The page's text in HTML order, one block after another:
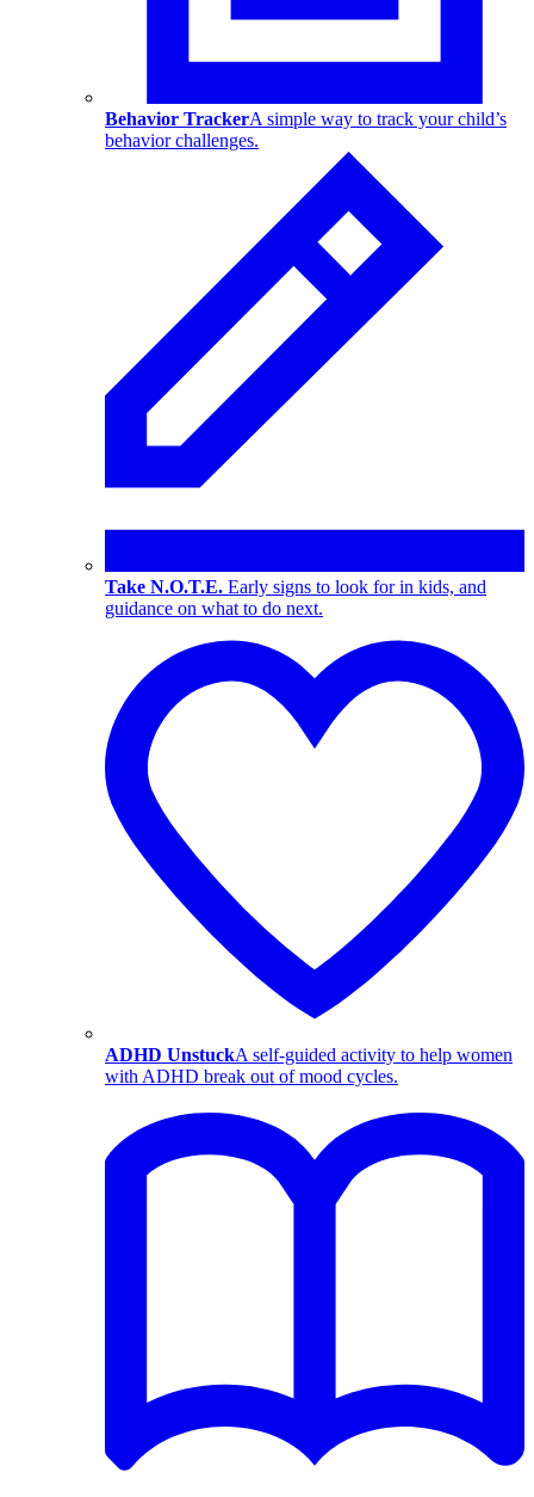
Behavior TrackerA simple way to track your child’s
behavior challenges.
Take N.O.T.E. Early signs to look for in kids, and
guidance on what to do next.
ADHD UnstuckA self-guided activity to help women
with ADHD break out of mood cycles.